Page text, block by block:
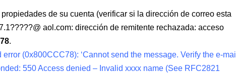
de su cuenta (verificar si la dirección de correo esta
aol.com: dirección de remitente rechazada: acceso
.
(0x800CCC78): ‘Cannot send the message. Verify the e-mail
550 Access denied – Invalid xxxx name (See RFC2821